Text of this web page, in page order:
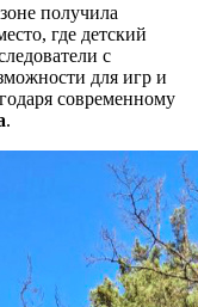
получила
где детский
с
для игр и
современному
.